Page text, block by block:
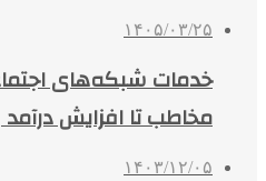
۱۴۰۵/۰۳/۲۵
مخاطب تا افزایش درآمد
۱۴۰۳/۱۲/۰۵